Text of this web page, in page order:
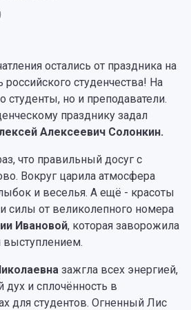
остались от праздника на
российского студенчества! На
но и преподаватели.
празднику задал
Алексеевич Солонкин.
что правильный досуг с
Вокруг царила атмосфера
и веселья. А ещё - красоты
силы от великолепного номера
Ивановой, которая заворожила
выступлением.
зажгла всех энергией,
и сплочённость в
для студентов. Огненный Лис